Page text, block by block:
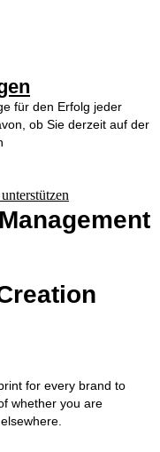
für den Erfolg jeder
ob Sie derzeit auf der
for every brand to
whether you are